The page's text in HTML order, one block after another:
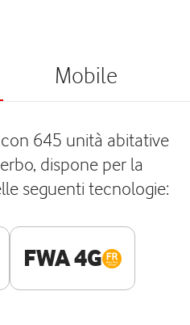
Mobile
con 645 unità abitative
dispone per la
seguenti tecnologie:
FWA 4G